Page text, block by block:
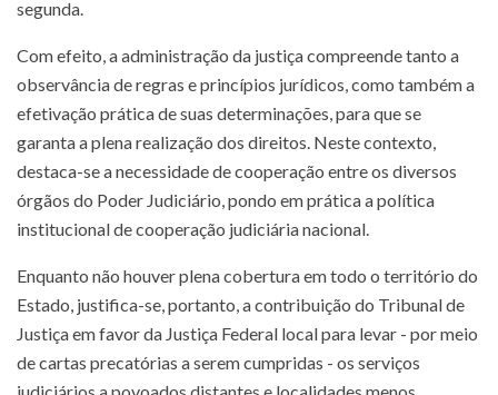
segunda.
Com efeito, a administração da justiça compreende tanto a
observância de regras e princípios jurídicos, como também a
efetivação prática de suas determinações, para que se
garanta a plena realização dos direitos. Neste contexto,
destaca-se a necessidade de cooperação entre os diversos
órgãos do Poder Judiciário, pondo em prática a política
institucional de cooperação judiciária nacional.
Enquanto não houver plena cobertura em todo o território do
Estado, justifica-se, portanto, a contribuição do Tribunal de
Justiça em favor da Justiça Federal local para levar - por meio
de cartas precatórias a serem cumpridas - os serviços
judiciários a povoados distantes e localidades menos